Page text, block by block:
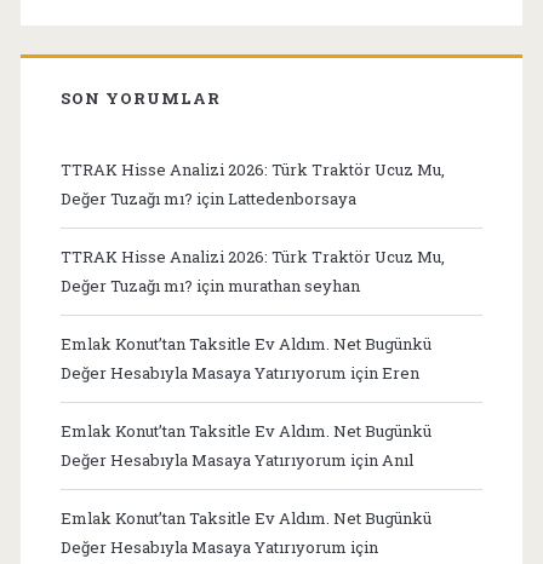
SON YORUMLAR
TTRAK Hisse Analizi 2026: Türk Traktör Ucuz Mu,
Değer Tuzağı mı? içinLattedenborsaya
TTRAK Hisse Analizi 2026: Türk Traktör Ucuz Mu,
Değer Tuzağı mı? içinmurathan seyhan
Emlak Konut’tan Taksitle Ev Aldım. Net Bugünkü
Değer Hesabıyla Masaya Yatırıyorum içinEren
Emlak Konut’tan Taksitle Ev Aldım. Net Bugünkü
Değer Hesabıyla Masaya Yatırıyorum içinAnıl
Emlak Konut’tan Taksitle Ev Aldım. Net Bugünkü
Değer Hesabıyla Masaya Yatırıyorum için